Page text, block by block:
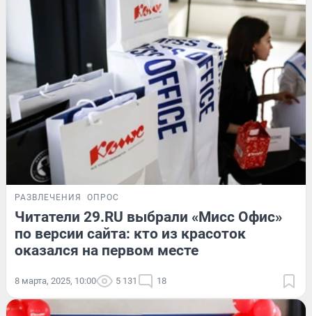
РАЗВЛЕЧЕНИЯ ОПРОС
Читатели 29.RU выбрали «Мисс Офис»
по версии сайта: кто из красоток
оказался на первом месте
8 марта, 2025, 10:00 5 131 18